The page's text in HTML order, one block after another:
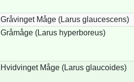
Gråvinget Måge (Larus glaucescens)
Gråmåge (Larus hyperboreus)
Hvidvinget Måge (Larus glaucoides)